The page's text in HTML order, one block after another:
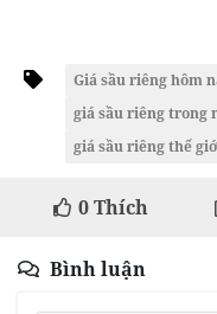
Giá sầu riêng hôm
giá sầu riêng trong
giá sầu riêng thế
0Thích
Bình luận